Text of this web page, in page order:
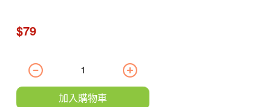
$79
加入購物車